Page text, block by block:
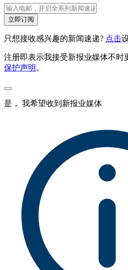
立即订阅
只想接收感兴趣的新闻速递? 点击
注册即表示我接受新报业媒体不时
保护声明 。
是， 我希望收到新报业媒体